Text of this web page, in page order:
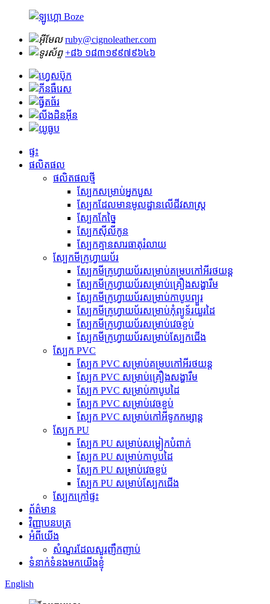
ruby@cignoleather.com
+៨៦ ១៨៣១៩៩៧៩៦៤៦
ផ្ទះ
ផលិតផល
ផលិតផលថ្មី
ស្បែកសម្រាប់អ្នកបួស
ស្បែក​ដែល​មាន​មូលដ្ឋាន​លើ​ជីវសាស្ត្រ
ស្បែកកែច្នៃ
ស្បែកស៊ីលីកូន
ស្បែកគ្មានសារធាតុរំលាយ
ស្បែកមីក្រូហ្វាយប័រ
ស្បែកមីក្រូហ្វាយប័រសម្រាប់គម្របកៅអីរថយន្ត
ស្បែកមីក្រូហ្វាយប័រសម្រាប់គ្រឿងសង្ហារឹម
ស្បែកមីក្រូហ្វាយប័រសម្រាប់កាបូបព្យួរ
ស្បែកមីក្រូហ្វាយប័រសម្រាប់កុំព្យូទ័រយួរដៃ
ស្បែកមីក្រូហ្វាយប័រសម្រាប់វេចខ្ចប់
ស្បែកមីក្រូហ្វាយប័រសម្រាប់ស្បែកជើង
ស្បែក PVC
ស្បែក PVC សម្រាប់គម្របកៅអីរថយន្ត
ស្បែក PVC សម្រាប់គ្រឿងសង្ហារឹម
ស្បែក PVC សម្រាប់កាបូបដៃ
ស្បែក PVC សម្រាប់វេចខ្ចប់
ស្បែក PVC សម្រាប់កៅអីទូកកម្សាន្ត
ស្បែក PU
ស្បែក PU សម្រាប់សម្លៀកបំពាក់
ស្បែក PU សម្រាប់កាបូបដៃ
ស្បែក PU សម្រាប់វេចខ្ចប់
ស្បែក PU សម្រាប់ស្បែកជើង
ស្បែកក្រៅផ្ទះ
ព័ត៌មាន
វិញ្ញាបនបត្រ
អំពីយើង
សំណួរដែលសួរញឹកញាប់
ទំនាក់ទំនងមកយើងខ្ញុំ
English